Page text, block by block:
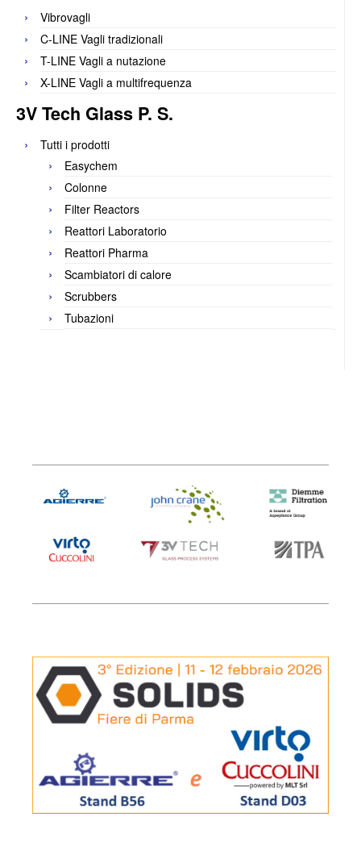
Vibrovagli
C-LINE Vagli tradizionali
T-LINE Vagli a nutazione
X-LINE Vagli a multifrequenza
3V Tech Glass P. S.
Tutti i prodotti
Easychem
Colonne
Filter Reactors
Reattori Laboratorio
Reattori Pharma
Scambiatori di calore
Scrubbers
Tubazioni